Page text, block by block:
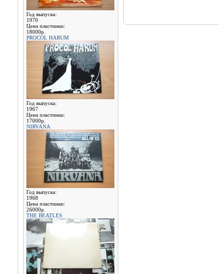
Год выпуска:
1970
Цена пластинки:
18000р.
PROCOL HARUM
Год выпуска:
1967
Цена пластинки:
17000р.
NIRVANA
Год выпуска:
1968
Цена пластинки:
26000р.
THE BEATLES